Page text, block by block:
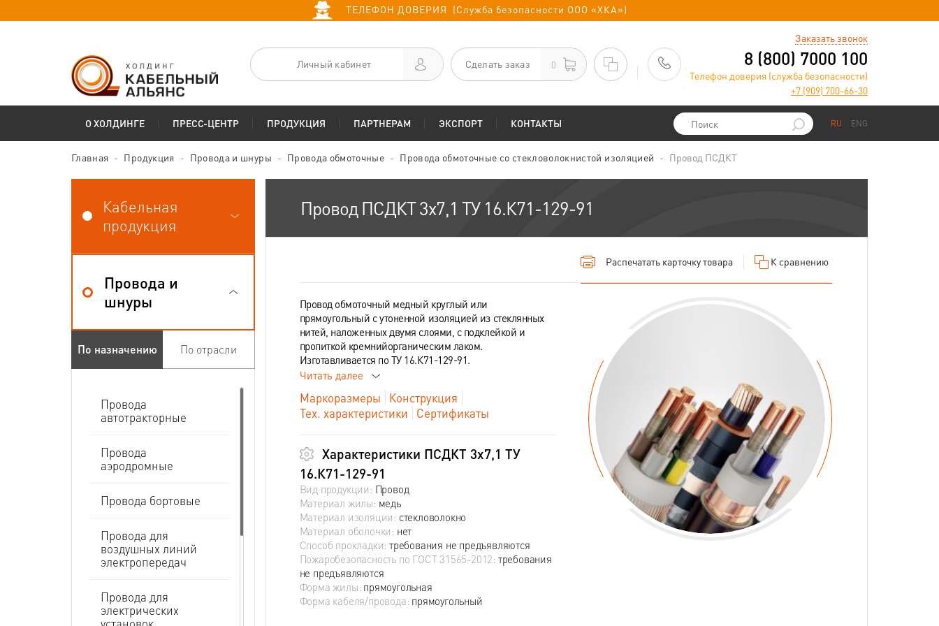
ТЕЛЕФОН ДОВЕРИЯ (Служба безопасности ООО «ХКА»)
Личный кабинет Сделать заказ 0
Заказать звонок
8 (800) 7000 100
Телефон доверия (служба безопасности)
+7 (909) 700-66-30
О ХОЛДИНГЕ ПРЕСС-ЦЕНТР ПРОДУКЦИЯ ПАРТНЕРАМ ЭКСПОРТ КОНТАКТЫ RU ENG
Главная Продукция Провода и шнуры Провода обмоточные Провода обмоточные со стекловолокнистой изоляцией Провод ПСДКТ
Кабельная
продукция
Провода и
шнуры
По назначению По отрасли
Провода
автотракторные
Провода
аэродромные
Провода бортовые
Провода для
воздушных линий
электропередач
Провода для
электрических
Провод ПСДКТ 3х7,1 ТУ 16.К71-129-91
Распечатать карточку товара К сравнению
Провод обмоточный медный круглый или
прямоугольный с утоненной изоляцией из стеклянных
нитей, наложенных двумя слоями, с подклейкой и
пропиткой кремнийорганическим лаком.
Изготавливается по ТУ 16.К71-129-91.
Читать далее
Маркоразмеры
Конструкция
Тех. характеристики
Сертификаты
Характеристики ПСДКТ 3х7,1 ТУ
16.К71-129-91
Вид продукции: Провод
Материал жилы: медь
Материал изоляции: стекловолокно
Материал оболочки: нет
Способ прокладки: требования не предъявляются
Пожаробезопасность по ГОСТ 31565-2012: требования
не предъявляются
Форма жилы: прямоугольная
Форма кабеля/провода: прямоугольный